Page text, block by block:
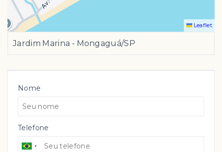
Nome
Telefone
Leaflet
Jardim Marina - Mongaguá/SP